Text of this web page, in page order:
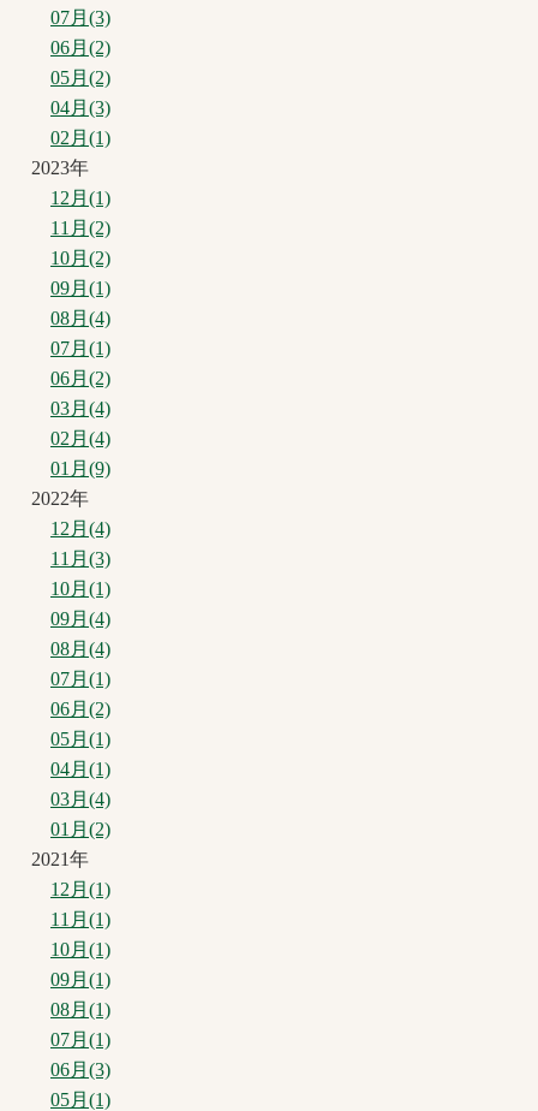
07月(3)
06月(2)
05月(2)
04月(3)
02月(1)
2023年
12月(1)
11月(2)
10月(2)
09月(1)
08月(4)
07月(1)
06月(2)
03月(4)
02月(4)
01月(9)
2022年
12月(4)
11月(3)
10月(1)
09月(4)
08月(4)
07月(1)
06月(2)
05月(1)
04月(1)
03月(4)
01月(2)
2021年
12月(1)
11月(1)
10月(1)
09月(1)
08月(1)
07月(1)
06月(3)
05月(1)